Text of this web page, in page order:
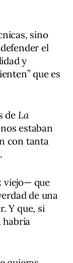
sino
el
y
que es
de La
estaban
con tanta
viejo— que
de una
Y que, si
habría